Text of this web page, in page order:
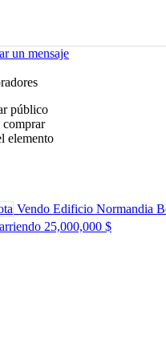
un mensaje
público
comprar
elemento
Vendo Edificio Normandia
25,000,000 $